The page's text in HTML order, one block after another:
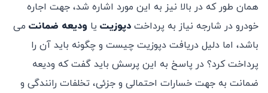
همان طور که در بالا نیز به این مورد اشاره شد، جهت اجاره
خودرو در شارجه نیاز به پرداخت دپوزیت یا ودیعه ضمانت می
باشد، اما دلیل دریافت دپوزیت چیست و چگونه باید آن را
پرداخت کرد؟ در پاسخ به این پرسش باید گفت که ودیعه
ضمانت به جهت خسارات احتمالی و جزئی، تخلفات رانندگی و